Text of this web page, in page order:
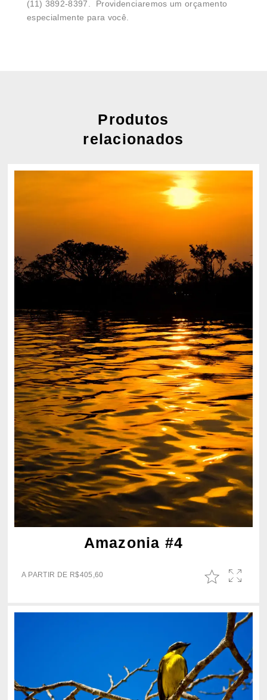
(11) 3892-8397. Providenciaremos um orçamento
especialmente para você.
Produtos
relacionados
Amazonia #4
A PARTIR DE R$405,60